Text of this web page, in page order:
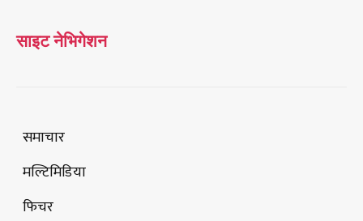
साइट नेभिगेशन
समाचार
मल्टिमिडिया
फिचर